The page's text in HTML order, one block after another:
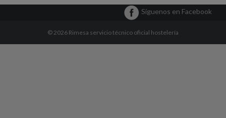
Síguenos en Facebook
© 2026 Rimesa servicio técnico oficial hostelería